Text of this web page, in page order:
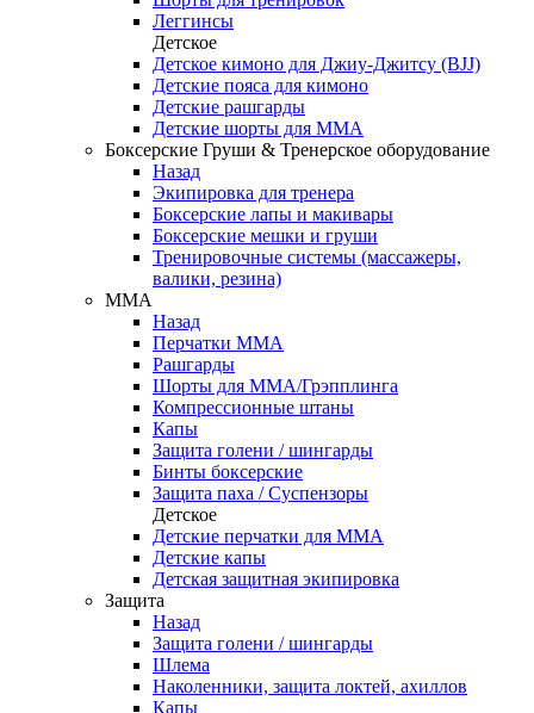
Леггинсы
Детское
Детское кимоно для Джиу-Джитсу (BJJ)
Детские пояса для кимоно
Детские рашгарды
Детские шорты для ММА
Боксерские Груши & Тренерское оборудование
Назад
Экипировка для тренера
Боксерские лапы и макивары
Боксерские мешки и груши
Тренировочные системы (массажеры,
валики, резина)
ММА
Назад
Перчатки ММА
Рашгарды
Шорты для ММА/Грэпплинга
Компрессионные штаны
Капы
Защита голени / шингарды
Бинты боксерские
Защита паха / Суспензоры
Детское
Детские перчатки для ММА
Детские капы
Детская защитная экипировка
Защита
Назад
Защита голени / шингарды
Шлема
Наколенники, защита локтей, ахиллов
Капы